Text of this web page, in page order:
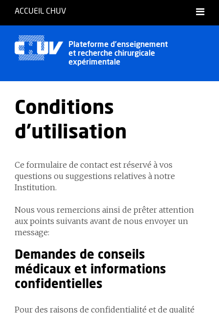
ACCUEIL CHUV
Français
Plateforme d'enseignement
et recherche chirurgicale
expérimentale
Conditions
d'utilisation
Ce formulaire de contact est réservé à vos
questions ou suggestions relatives à notre
Institution.
Nous vous remercions ainsi de prêter attention
aux points suivants avant de nous envoyer un
message:
Demandes de conseils
médicaux et informations
confidentielles
Pour des raisons de confidentialité et de qualité